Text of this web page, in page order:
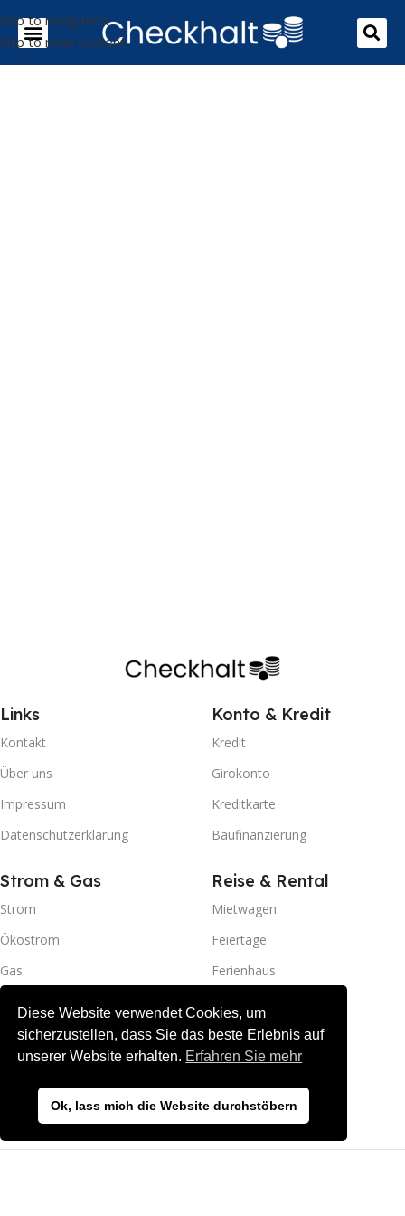
Skip to navigation
Skip to main content
Links
Kontakt
Über uns
Impressum
Datenschutzerklärung
Konto & Kredit
Kredit
Girokonto
Kreditkarte
Baufinanzierung
Strom & Gas
Strom
Ökostrom
Gas
Reise & Rental
Mietwagen
Feiertage
Ferienhaus
Diese Website verwendet Cookies, um
sicherzustellen, dass Sie das beste Erlebnis auf
unserer Website erhalten. Erfahren Sie mehr
Ok, lass mich die Website durchstöbern